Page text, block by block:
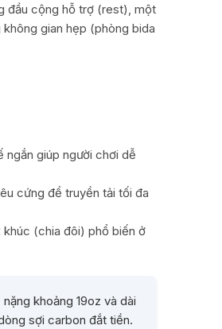
đầu cộng hỗ trợ (rest), một
gian hẹp (phòng bida
giúp người chơi dễ
cứng để truyền tải tối đa
(chia đôi) phổ biến ở
khoảng 19oz và dài
sợi carbon đắt tiền.